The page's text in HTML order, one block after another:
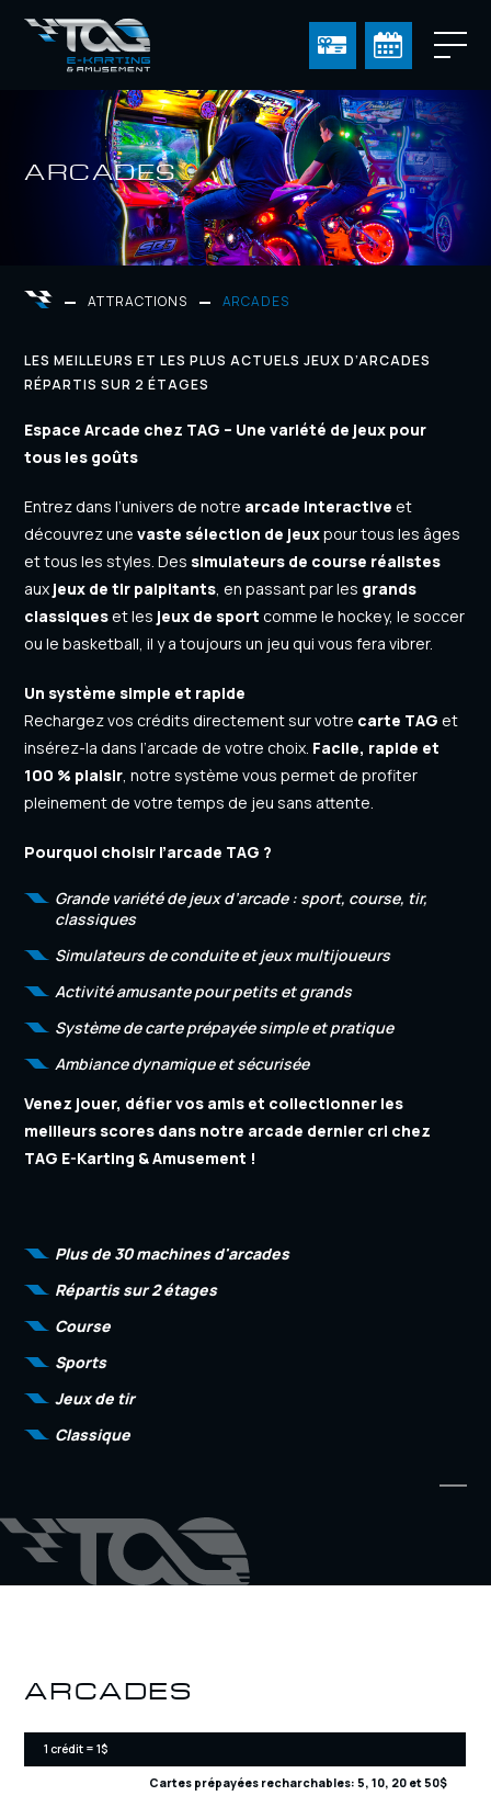
ARCADES
ATTRACTIONS ARCADES
LES MEILLEURS ET LES PLUS ACTUELS JEUX D’ARCADES
RÉPARTIS SUR 2 ÉTAGES
Espace Arcade chez TAG – Une variété de jeux pour
tous les goûts
Entrez dans l’univers de notre arcade interactive et
découvrez unevaste sélection de jeuxpour tous les âges
et tous les styles. Des simulateurs de course réalistes
aux jeux de tir palpitants, en passant par les grands
classiques et les jeux de sport comme le hockey, le soccer
ou le basketball, il y a toujours un jeu qui vous fera vibrer.
Un système simple et rapide
Rechargez vos crédits directement sur votre carte TAG et
insérez-la dans l’arcade de votre choix. Facile, rapide et
100 % plaisir, notre système vous permet de profiter
pleinement de votre temps de jeu sans attente.
Pourquoi choisir l’arcade TAG ?
Grande variété de jeux d’arcade : sport, course, tir,
classiques
Simulateurs de conduite et jeux multijoueurs
Activité amusante pour petits et grands
Système de carte prépayée simple et pratique
Ambiance dynamique et sécurisée
Venez jouer, défier vos amis et collectionner les
meilleurs scores dans notre arcade dernier cri chez
TAG E-Karting & Amusement !
Plus de 30 machines d'arcades
Répartis sur 2 étages
Course
Sports
Jeux de tir
Classique
ARCADES
1 crédit = 1$
Cartes prépayées recharchables: 5, 10, 20 et 50$